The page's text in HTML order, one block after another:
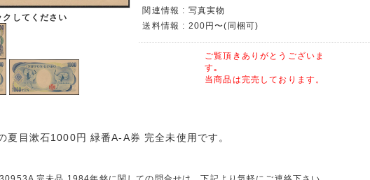
クしてください
関連情報 : 写真実物
送料情報 : 200円〜(同梱可)
ご覧頂きありがとうございま
す｡
当商品は完売しております。
夏目漱石1000円 緑番A-A券 完全未使用です。